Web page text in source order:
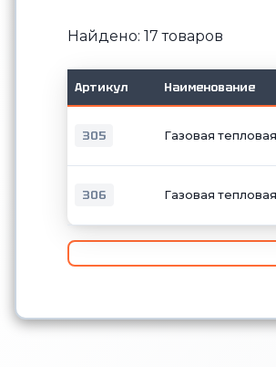
Найдено: 17 товаров
Артикул Наименование
305 Газовая
306 Газовая